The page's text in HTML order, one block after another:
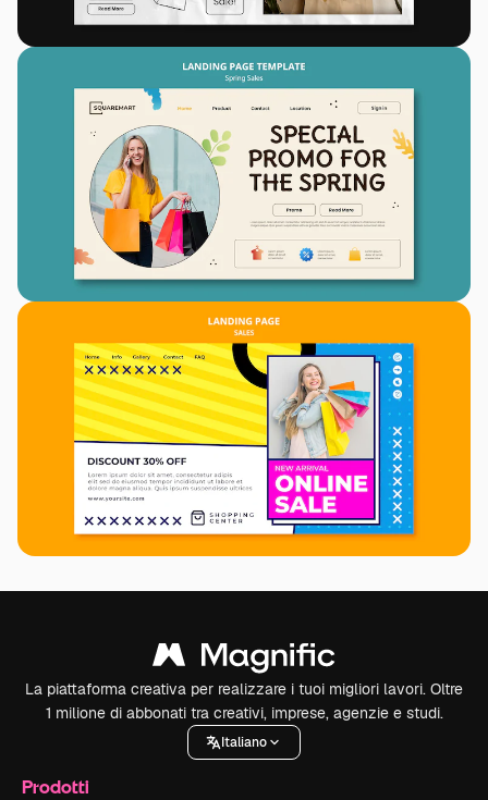
La piattaforma creativa per realizzare i tuoi migliori lavori. Oltre
1 milione di abbonati tra creativi, imprese, agenzie e studi.
Italiano
Prodotti